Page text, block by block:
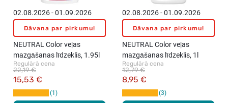
02.08.2026 - 01.09.2026
Dāvana par pirkumu!
NEUTRAL Color veļas
mazgāšanas līdzeklis, 1.95l
Regulārā cena
15,53 €
22,19 €
1
02.08.2026 - 01.09.2026
Dāvana par pirkumu!
NEUTRAL Color veļas
mazgāšanas līdzeklis, 1l
Regulārā cena
8,95 €
12,79 €
3